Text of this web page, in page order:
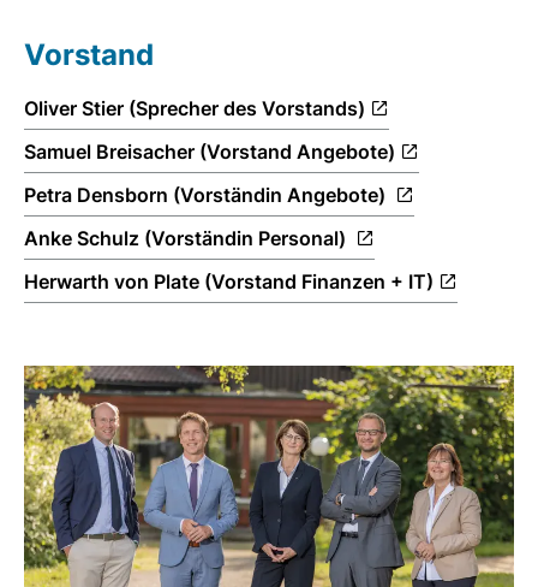
Vorstand
Oliver Stier (Sprecher des Vorstands)
Samuel Breisacher (Vorstand Angebote)
Petra Densborn (Vorständin Angebote)
Anke Schulz (Vorständin Personal)
Herwarth von Plate (Vorstand Finanzen + IT)